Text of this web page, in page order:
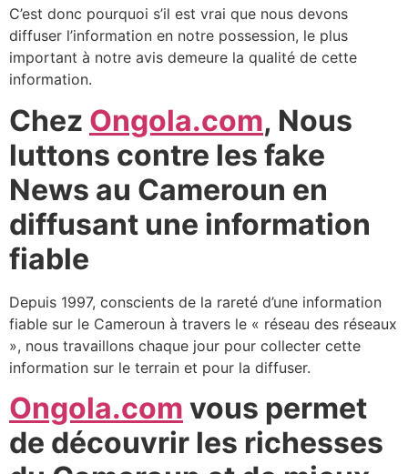
C’est donc pourquoi s’il est vrai que nous devons
diffuser l’information en notre possession, le plus
important à notre avis demeure la qualité de cette
information.
Chez Ongola.com, Nous
luttons contre les fake
News au Cameroun en
diffusant une information
fiable
Depuis 1997, conscients de la rareté d’une information
fiable sur le Cameroun à travers le « réseau des réseaux
», nous travaillons chaque jour pour collecter cette
information sur le terrain et pour la diffuser.
Ongola.com vous permet
de découvrir les richesses